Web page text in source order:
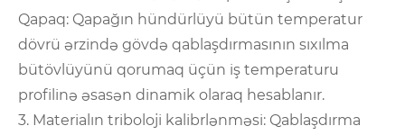
Qapaq: Qapağın hündürlüyü bütün temperatur
dövrü ərzində gövdə qablaşdırmasının sıxılma
bütövlüyünü qorumaq üçün iş temperaturu
profilinə əsasən dinamik olaraq hesablanır.
3. Materialın triboloji kalibrlənməsi: Qablaşdırma